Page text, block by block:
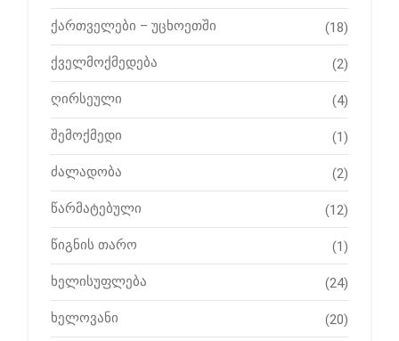
ქართველები – უცხოეთში (18)
ქველმოქმედება (2)
ღირსეული (4)
შემოქმედი (1)
ძალადობა (2)
წარმატებული (12)
წიგნის თარო (1)
ხელისუფლება (24)
ხელოვანი (20)